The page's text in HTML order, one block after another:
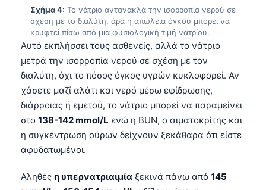
Σχήμα 4: Το νάτριο αντανακλά την ισορροπία νερού σε
σχέση με το διαλύτη, άρα η απώλεια όγκου μπορεί να
κρυφτεί πίσω από μια φυσιολογική τιμή νατρίου.
Αυτό εκπλήσσει τους ασθενείς, αλλά το νάτριο
μετρά την ισορροπία νερού σε σχέση με τον
διαλύτη, όχι το πόσος όγκος υγρών κυκλοφορεί. Αν
χάσετε μαζί αλάτι και νερό μέσω εφίδρωσης,
διάρροιας ή εμετού, το νάτριο μπορεί να παραμείνει
στο 138-142 mmol/L ενώ η BUN, ο αιματοκρίτης και
η συγκέντρωση ούρων δείχνουν ξεκάθαρα ότι είστε
αφυδατωμένοι.
Αληθές η υπερνατριαιμία ξεκινά πάνω από 145